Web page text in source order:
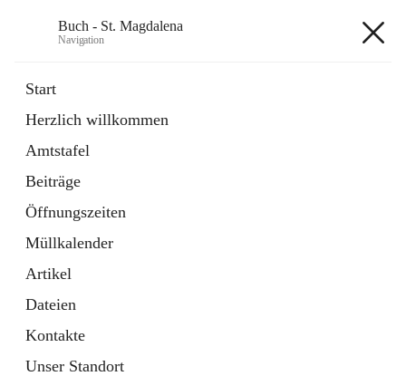
Buch - St. Magdalena
Navigation
Start
Herzlich willkommen
Amtstafel
Beiträge
Öffnungszeiten
Müllkalender
Artikel
Dateien
Kontakte
Unser Standort
11 Schnellzugriffe
Bürgerservice
10 Schnellzugriffe